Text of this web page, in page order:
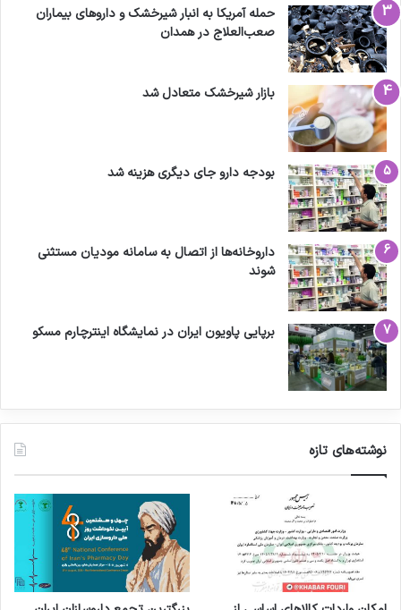
حمله آمریکا به انبار شیرخشک و داروهای بیماران
صعب‌العلاج در همدان
بازار شیرخشک متعادل شد
بودجه دارو جای دیگری هزینه شد
داروخانه‌ها از اتصال به سامانه مودیان مستثنی
شوند
برپایی پاویون ایران در نمایشگاه اینترچارم مسکو
نوشته‌های تازه